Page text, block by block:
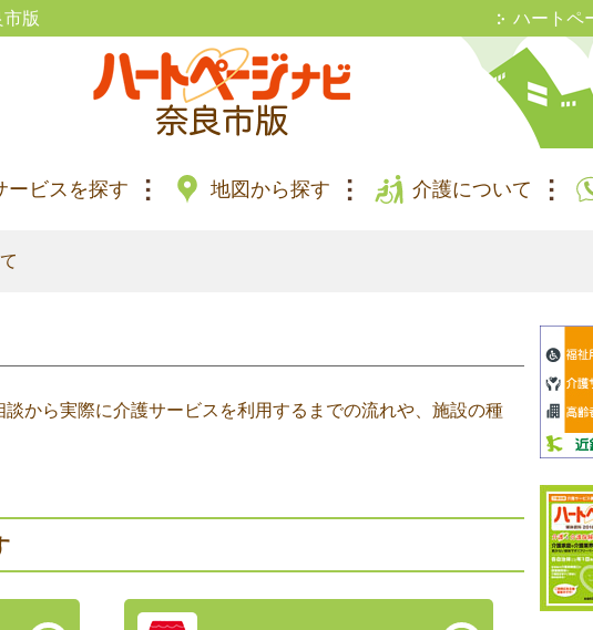
版 ハートペ
ービスを探す 地図から探す 介護について
から実際に介護サービスを利用するまでの流れや、施設の種